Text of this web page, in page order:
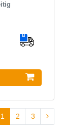
1 2 3